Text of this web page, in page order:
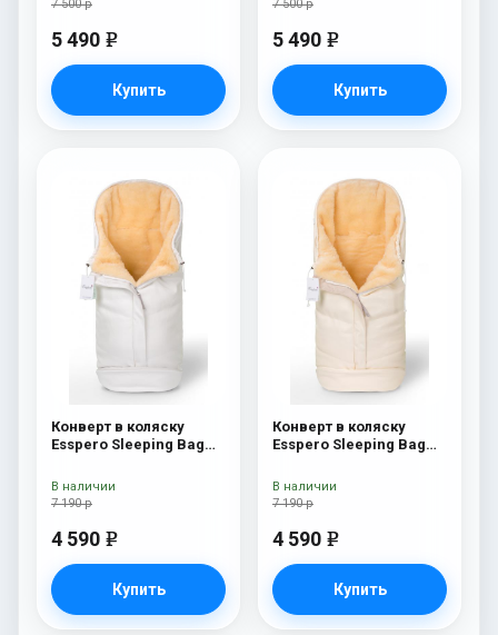
7 500 р
5 490 e
Купить
7 500 р
5 490 e
Купить
Конверт в коляску
Esspero Sleeping Bag
шерсть) White
7 190 р
4 590 e
Купить
В наличии
Конверт в коляску
Esspero Sleeping Bag
шерсть) Beige
7 190 р
4 590 e
Купить
В наличии